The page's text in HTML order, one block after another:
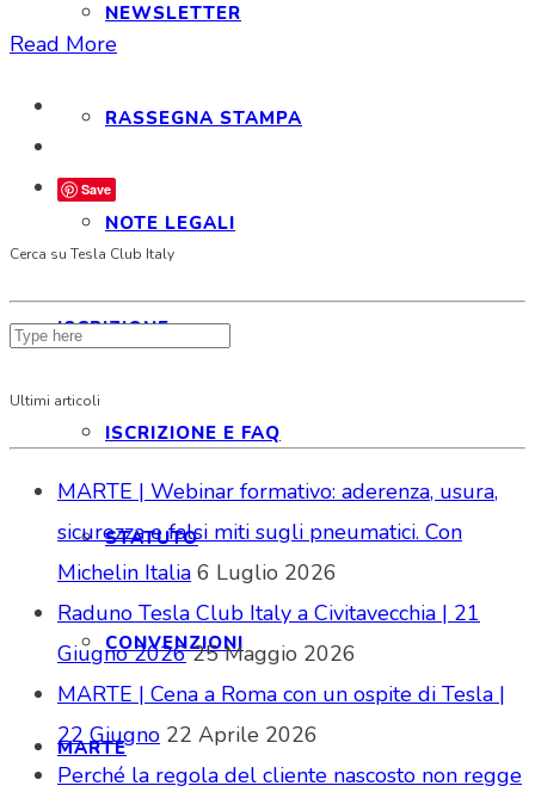
NEWSLETTER
RASSEGNA STAMPA
NOTE LEGALI
ISCRIZIONE
ISCRIZIONE E FAQ
STATUTO
CONVENZIONI
MARTE
Read More
Save
Cerca su Tesla Club Italy
Ultimi articoli
MARTE | Webinar formativo: aderenza, usura,
sicurezza e falsi miti sugli pneumatici. Con
Michelin Italia 6 Luglio 2026
Raduno Tesla Club Italy a Civitavecchia | 21
Giugno 2026 25 Maggio 2026
MARTE | Cena a Roma con un ospite di Tesla |
22 Giugno 22 Aprile 2026
Perché la regola del cliente nascosto non regge